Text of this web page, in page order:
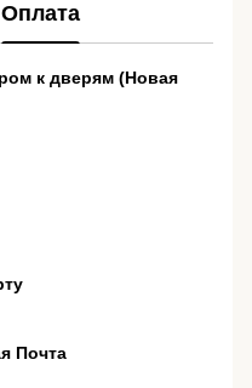
Оплата
к дверям (Новая
Почта